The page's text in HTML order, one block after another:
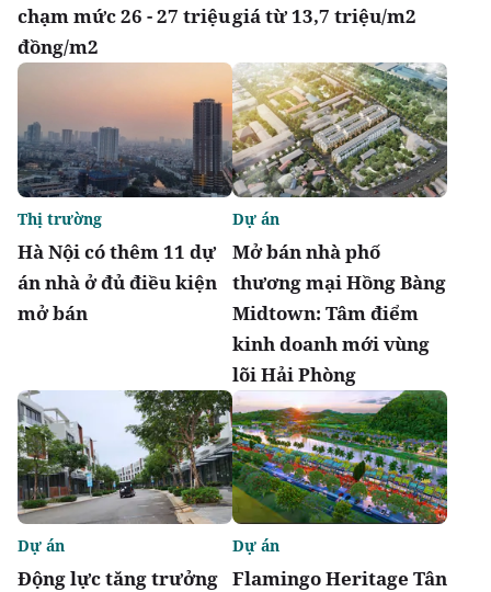
chạm mức 26 - 27 triệu
đồng/m2
giá từ 13,7 triệu/m2
Hà Nội có thêm 11 dự
án nhà ở đủ điều kiện
mở bán
Thị trường
Mở bán nhà phố
thương mại Hồng Bàng
Midtown: Tâm điểm
kinh doanh mới vùng
lõi Hải Phòng
Dự án
Động lực tăng trưởng
Dự án
Flamingo Heritage Tân
Dự án